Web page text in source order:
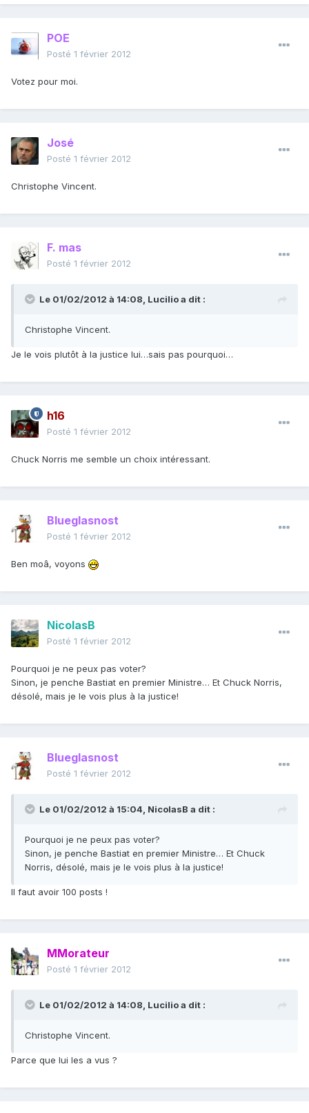
POE
Posté 1 février 2012
Votez pour moi.
José
Posté 1 février 2012
Christophe Vincent.
F. mas
Posté 1 février 2012
Le 01/02/2012 à 14:08, Lucilio a dit :
Christophe Vincent.
Je le vois plutôt à la justice lui…sais pas pourquoi…
h16
Posté 1 février 2012
Chuck Norris me semble un choix intéressant.
Blueglasnost
Posté 1 février 2012
Ben moâ, voyons
NicolasB
Posté 1 février 2012
Pourquoi je ne peux pas voter?
Sinon, je penche Bastiat en premier Ministre… Et Chuck Norris,
désolé, mais je le vois plus à la justice!
Blueglasnost
Posté 1 février 2012
Le 01/02/2012 à 15:04, NicolasB a dit :
Pourquoi je ne peux pas voter?
Sinon, je penche Bastiat en premier Ministre… Et Chuck
Norris, désolé, mais je le vois plus à la justice!
Il faut avoir 100 posts !
MMorateur
Posté 1 février 2012
Le 01/02/2012 à 14:08, Lucilio a dit :
Christophe Vincent.
Parce que lui les a vus ?